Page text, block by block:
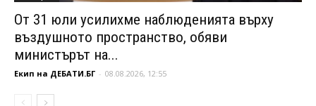
От 31 юли усилихме наблюденията върху
въздушното пространство, обяви
министърът на...
Екип на ДЕБАТИ.БГ - 08.08.2026, 12:55